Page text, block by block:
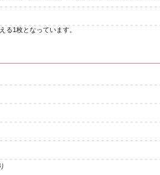
る1枚となっています。